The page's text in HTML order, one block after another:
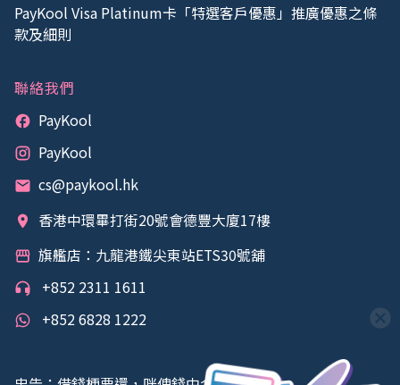
PayKool Visa Platinum卡「特選客戶優惠」推廣優惠之條
款及細則
聯絡我們
PayKool
PayKool
cs@paykool.hk
香港中環畢打街20號會德豐大廈17樓
旗艦店：九龍港鐵尖東站ETS30號舖
+852 2311 1611
+852 6828 1222